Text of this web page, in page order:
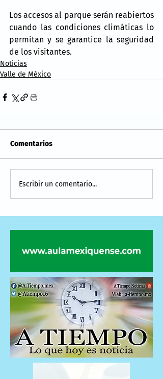
Los accesos al parque serán reabiertos
cuando las condiciones climáticas lo
permitan y se garantice la seguridad
de los visitantes.
Noticias
Valle de México
Comentarios
Escribir un comentario...